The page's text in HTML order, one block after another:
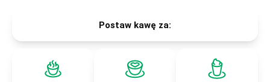
Postaw kawę za: